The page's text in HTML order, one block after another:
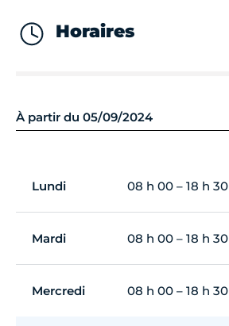
Horaires
À partir du 05/09/2024
Lundi 08 h 00 – 18 h 30
Mardi 08 h 00 – 18 h 30
Mercredi 08 h 00 – 18 h 30